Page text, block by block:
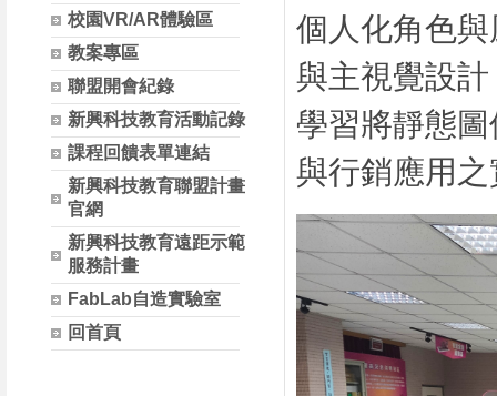
校園VR/AR體驗區
教案專區
聯盟開會紀錄
新興科技教育活動記錄
課程回饋表單連結
新興科技教育聯盟計畫
官網
新興科技教育遠距示範
服務計畫
FabLab自造實驗室
回首頁
個人化角色
與主視覺設
學習將靜態
與行銷應用